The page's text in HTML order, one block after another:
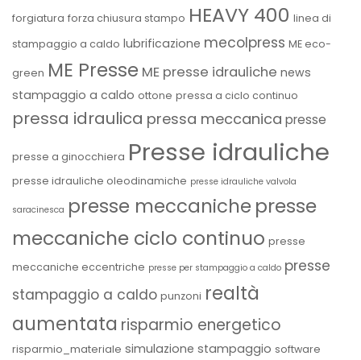
forgiatura forza chiusura stampo HEAVY 400 linea di
stampaggio a caldo lubrificazione mecolpress ME eco-
green ME Presse ME presse idrauliche news
stampaggio a caldo ottone pressa a ciclo continuo
pressa idraulica pressa meccanica presse
presse a ginocchiera Presse idrauliche
presse idrauliche oleodinamiche presse idrauliche valvola
saracinesca presse meccaniche presse
meccaniche ciclo continuo presse
meccaniche eccentriche presse per stampaggio a caldo presse
stampaggio a caldo punzoni realtà
aumentata risparmio energetico
risparmio_materiale simulazione stampaggio software